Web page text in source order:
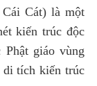
Cát) là một
kiến trúc độc
giáo vùng
di tích kiến trúc